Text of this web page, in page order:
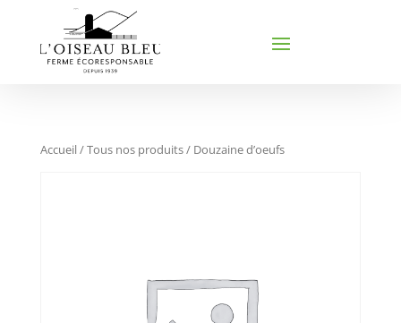
Accueil/Tous nos produits/ Douzaine d’oeufs